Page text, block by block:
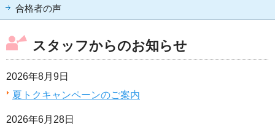
合格者の声
スタッフからのお知らせ
2026年8月9日
夏トクキャンペーンのご案内
2026年6月28日